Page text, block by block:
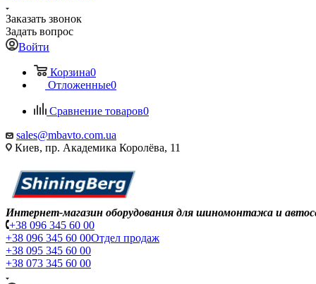
Заказать звонок
Задать вопрос
Войти
Корзина0
Отложенные0
Сравнение товаров0
sales@mbavto.com.ua
Киев, пр. Академика Королёва, 11
Интернет-магазин оборудования для шиномонтажа и
+38 096 345 60 00
+38 096 345 60 00Отдел продаж
+38 095 345 60 00
+38 073 345 60 00